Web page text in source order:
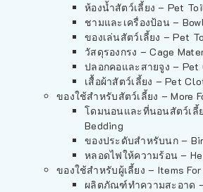
ห้องน้ำสัตว์เลี้ยง – Pet
ชามและเครื่องป้อน –
ของเล่นสัตว์เลี้ยง – Pet
วัสดุรองกรง – Cage
ปลอกคอและสายจูง – Pet
เสื้อผ้าสัตว์เลี้ยง – Pet
ของใช้สำหรับสัตว์เลี้ยง – More
โดมนอนและที่นอนสัตว์เลี้
Bedding
ของประดับสำหรับนก –
หลอดไฟให้ความร้อน –
ของใช้สำหรับผู้เลี้ยง – Items
ผลิตภัณฑ์ทำความสะอาด